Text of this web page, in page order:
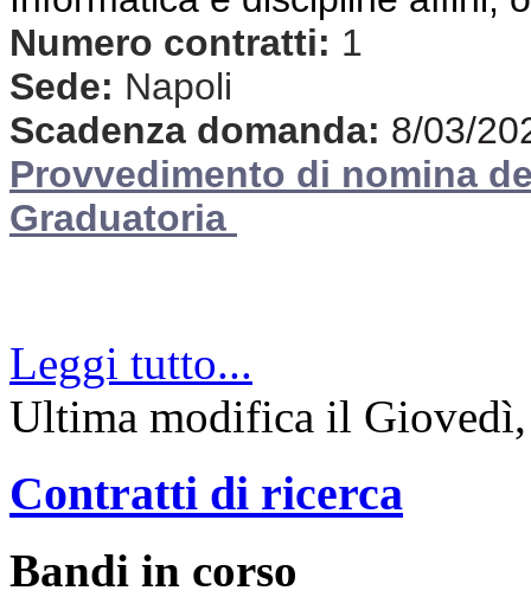
Numero contratti: 1
Sede: Napoli
Scadenza domanda: 8/03/
Provvedimento di nomina
Graduatoria
Leggi tutto...
Ultima modifica il
Contratti di ricerca
Bandi in corso